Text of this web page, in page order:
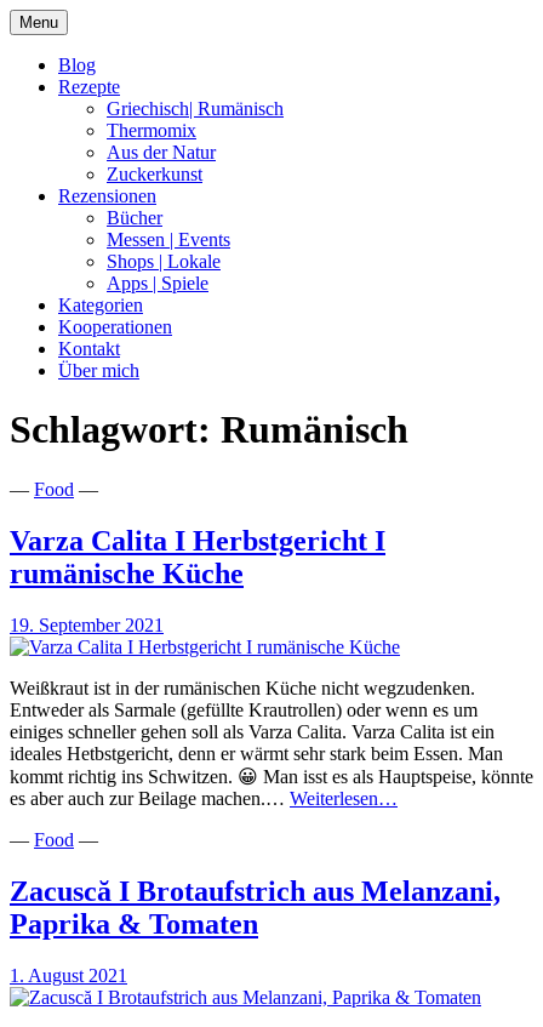
Skip
to
content
Menu
Blog
Rezepte
Griechisch| Rumänisch
Thermomix
Aus der Natur
Zuckerkunst
Rezensionen
Bücher
Messen | Events
Shops | Lokale
Apps | Spiele
Kategorien
Kooperationen
Kontakt
Über mich
Nia Latea
Schlagwort: Rumänisch
— Food —
Varza Calita I Herbstgericht I
rumänische Küche
19. September 2021
Weißkraut ist in der rumänischen Küche nicht wegzudenken.
Entweder als Sarmale (gefüllte Krautrollen) oder wenn es um
einiges schneller gehen soll als Varza Calita. Varza Calita ist ein
ideales Hetbstgericht, denn er wärmt sehr stark beim Essen. Man
kommt richtig ins Schwitzen. 😀 Man isst es als Hauptspeise, könnte
es aber auch zur Beilage machen.… Weiterlesen…
I
rumänische
— Food —
Zacuscă I Brotaufstrich aus Melanzani,
Paprika & Tomaten
1. August 2021